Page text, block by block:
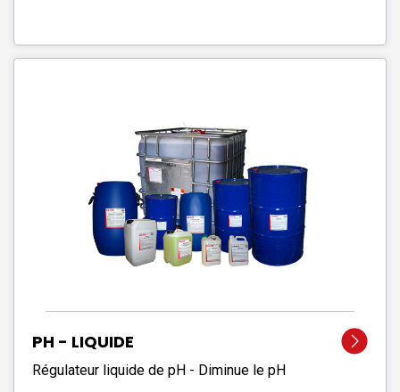
PH - LIQUIDE
Régulateur liquide de pH - Diminue le pH